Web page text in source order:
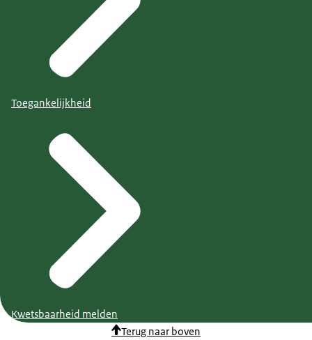
Toegankelijkheid
Kwetsbaarheid melden
Terug naar boven